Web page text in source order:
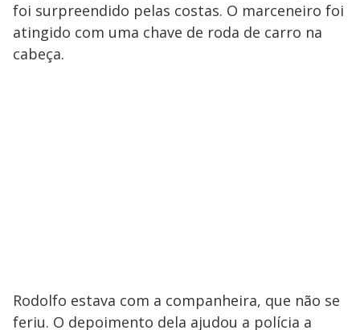
foi surpreendido pelas costas. O marceneiro foi
atingido com uma chave de roda de carro na
cabeça.
Rodolfo estava com a companheira, que não se
feriu. O depoimento dela ajudou a polícia a